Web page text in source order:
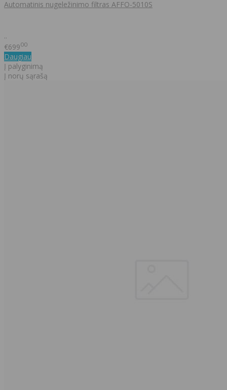
Automatinis nugeležinimo filtras AFFO-5010S
..
€69900
Daugiau
Į palyginimą
Į norų sąrašą